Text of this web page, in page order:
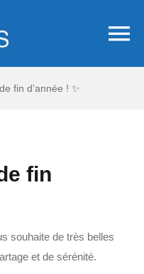
Accueil
Climatisation
fin d’année ! ✨
fin
souhaite de très belles
et de sérénité.